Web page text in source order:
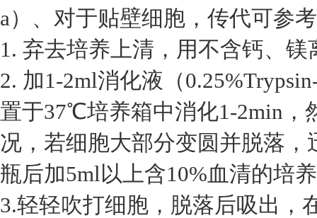
a）、对于贴壁细胞，传代可参
1. 弃去培养上清，用不含钙、镁
2. 加1-2ml消化液（
置于37℃培养箱中消化1-2min，
况，若细胞大部分变圆并脱落
瓶后加5ml以上含10%血清的培
3.轻轻吹打细胞，脱落后吸出，